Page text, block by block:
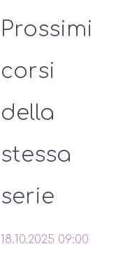
Prossimi
corsi
della
stessa
serie
18.10.2025 09:00